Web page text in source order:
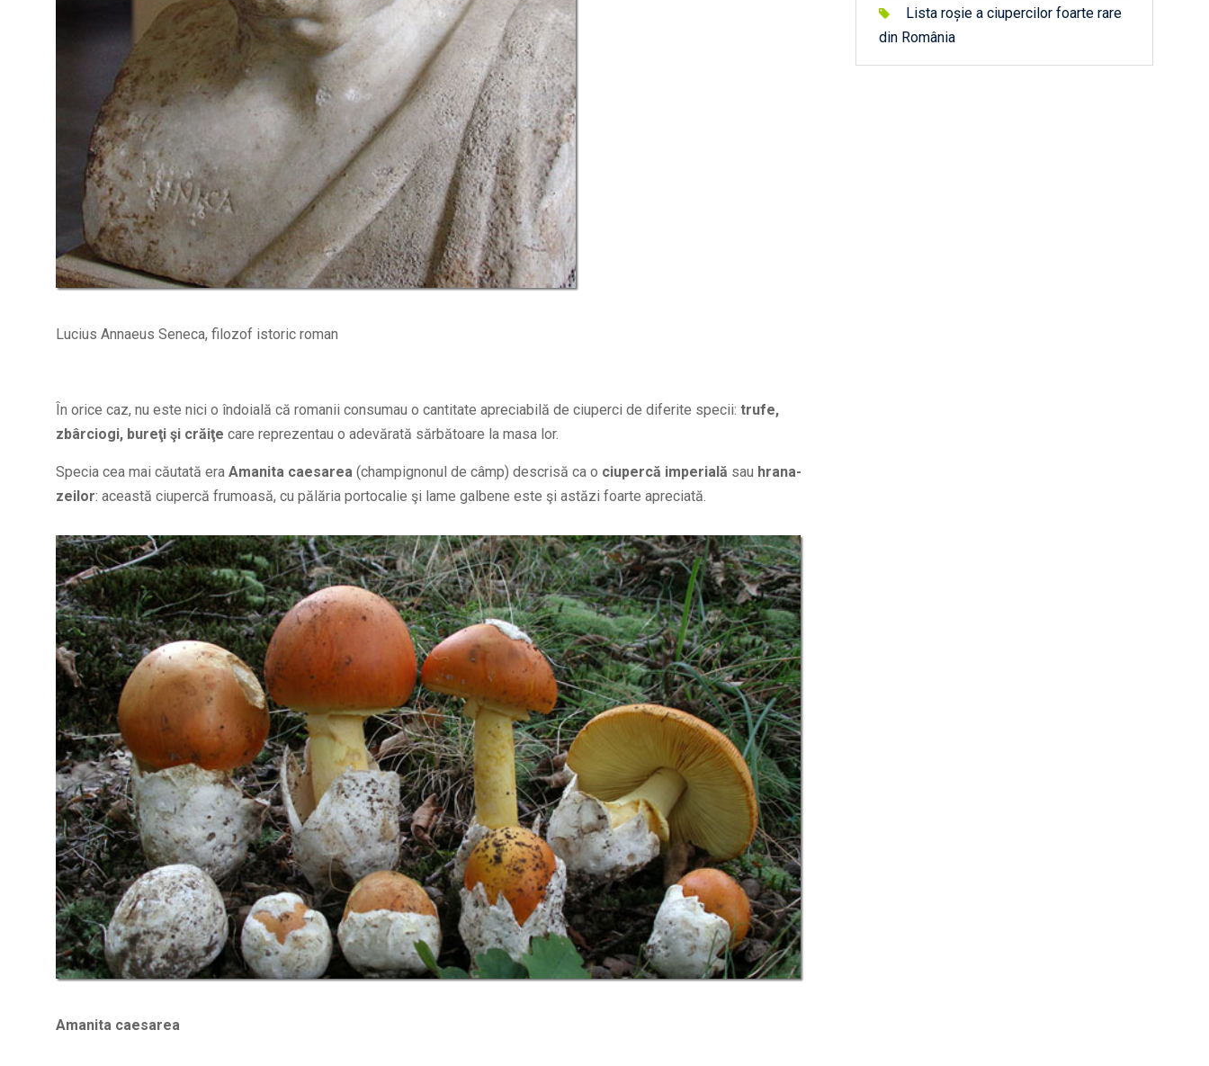
Lucius Annaeus Seneca, filozof istoric roman
În orice caz, nu este nici o îndoială că romanii consumau o cantitate apreciabilă de ciuperci de diferite specii: trufe,
zbârciogi, bureţi şi crăiţe care reprezentau o adevărată sărbătoare la masa lor.
Specia cea mai căutată era Amanita caesarea (champignonul de câmp) descrisă ca o ciupercă imperială sau hrana-
zeilor: această ciupercă frumoasă, cu pălăria portocalie şi lame galbene este şi astăzi foarte apreciată.
Amanita caesarea
Lista roșie a ciupercilor foarte rare
din România